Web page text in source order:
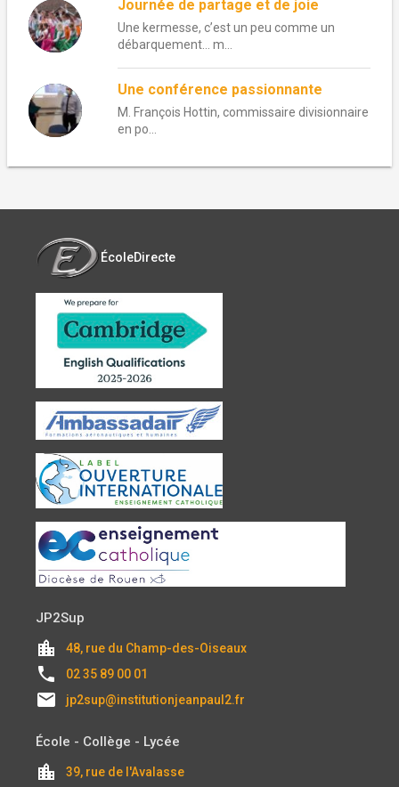
Journée de partage et de joie
Une kermesse, c’est un peu comme un
débarquement… m...
Une conférence passionnante
M. François Hottin, commissaire divisionnaire
en po...
ÉcoleDirecte
JP2Sup
location_city 48, rue du Champ-des-Oiseaux
local_phone 02 35 89 00 01
email jp2sup@institutionjeanpaul2.fr
École - Collège - Lycée
location_city 39, rue de l'Avalasse